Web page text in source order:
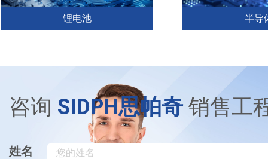
锂电池
越性的表现，对应用在电池行业的
&nbsp;在锂电池行业的露点仪有：
FM750（手持式）、FM850、FM6...
半导
响举足轻重，因此
等级。&nbsp;在保
定上，露点仪...
咨询 SIDPH思帕奇 销售工
姓名